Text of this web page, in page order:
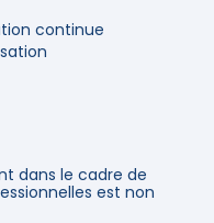
continue
dans le cadre de
est non